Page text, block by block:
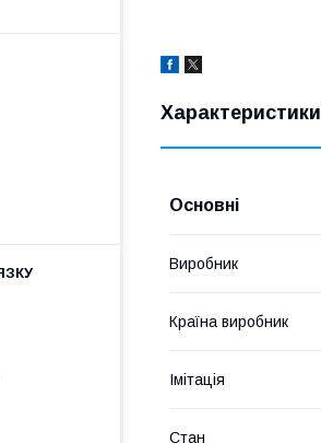
Характеристики
Основні
Виробник
Країна виробник
Імітація
Стан